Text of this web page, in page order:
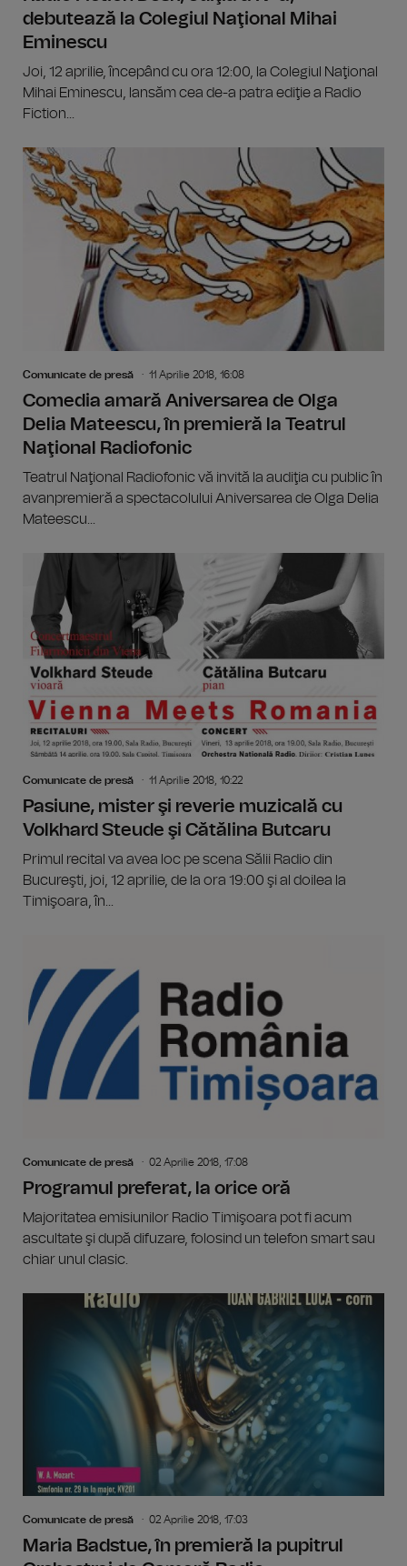
debutează la Colegiul Naţional Mihai
Eminescu
Joi, 12 aprilie, începând cu ora 12:00, la Colegiul Naţional
Mihai Eminescu, lansăm cea de-a patra ediţie a Radio
Fiction...
Comunicate de presă 11 Aprilie 2018, 16:08
Comedia amară Aniversarea de Olga
Delia Mateescu, în premieră la Teatrul
Naţional Radiofonic
Teatrul Naţional Radiofonic vă invită la audiţia cu public în
avanpremieră a spectacolului Aniversarea de Olga Delia
Mateescu...
Comunicate de presă 11 Aprilie 2018, 10:22
Pasiune, mister şi reverie muzicală cu
Volkhard Steude şi Cătălina Butcaru
Primul recital va avea loc pe scena Sălii Radio din
Bucureşti, joi, 12 aprilie, de la ora 19:00 şi al doilea la
Timişoara, în...
Comunicate de presă 02 Aprilie 2018, 17:08
Programul preferat, la orice oră
Majoritatea emisiunilor Radio Timişoara pot fi acum
ascultate şi după difuzare, folosind un telefon smart sau
chiar unul clasic.
Comunicate de presă 02 Aprilie 2018, 17:03
Maria Badstue, în premieră la pupitrul